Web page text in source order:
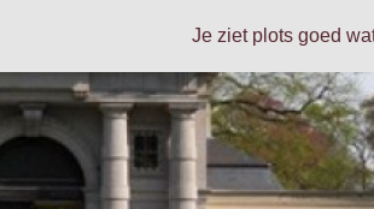
Je ziet plots goed